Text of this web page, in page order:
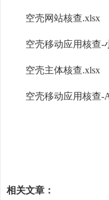
空壳网站核查.xlsx
空壳移动应用核查-
空壳主体核查.xlsx
空壳移动应用核查-
相关文章：